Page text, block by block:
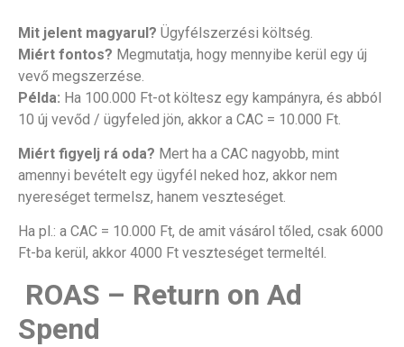
Mit jelent magyarul? Ügyfélszerzési költség.
Miért fontos? Megmutatja, hogy mennyibe kerül egy új
vevő megszerzése.
Példa: Ha 100.000 Ft-ot költesz egy kampányra, és abból
10 új vevőd / ügyfeled jön, akkor a CAC = 10.000 Ft.
Miért figyelj rá oda? Mert ha a CAC nagyobb, mint
amennyi bevételt egy ügyfél neked hoz, akkor nem
nyereséget termelsz, hanem veszteséget.
Ha pl.: a CAC = 10.000 Ft, de amit vásárol tőled, csak 6000
Ft-ba kerül, akkor 4000 Ft veszteséget termeltél.
ROAS – Return on Ad
Spend